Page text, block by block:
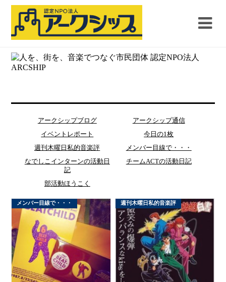
アークシップブログ
アークシップ通信
イベントレポート
今日の1枚
週刊木曜日私的音楽評
メンバー目線で・・・
なでしこインターンの活動日
記
チームACTの活動日記
部活動ほうこく
メンバー目線で・・・ 週刊木曜日私的音楽評